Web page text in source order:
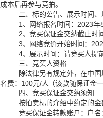
成本后再参与竞拍。
二、标的公告、展示时间、
1、网络报名时间：2023年
2、竞买保证金交纳截止时
3、网络竞价开始时间：
4、展示时间：请竞买人提
三、竞买人资格
除法律另有规定外，在中
名费： 100元/人（该款随保证金
四、竞买保证金交纳须知
按拍卖标的介绍中约定的
竞买保证金转款账户：户